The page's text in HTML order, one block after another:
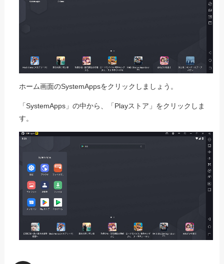
ホーム画面のSystemAppsをクリックしましょう。
「SystemApps」の中から、「Playストア」をクリックしま
す。